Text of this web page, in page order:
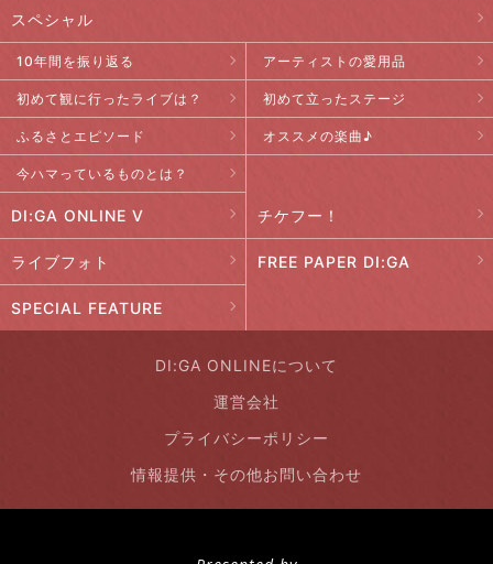
スペシャル
10年間を振り返る アーティストの愛用品
初めて観に行ったライブは？ 初めて立ったステージ
ふるさとエピソード オススメの楽曲♪
今ハマっているものとは？
DI:GA ONLINE V チケフー！
ライブフォト FREE PAPER DI:GA
SPECIAL FEATURE
DI:GA ONLINEについて
運営会社
プライバシーポリシー
情報提供・その他お問い合わせ